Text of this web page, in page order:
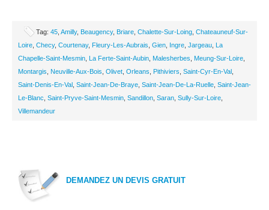
Tag: 45 Amilly, Beaugency, Briare Chalette-Sur-Loing Chateauneuf-Sur-
Loire Checy, Courtenay, Fleury-Les-Aubrais Gien Ingre Jargeau La
Chapelle-Saint-Mesmin La Ferte-Saint-Aubin Malesherbes Meung-Sur-Loire
Montargis
Neuville-Aux-Bois Olivet Orleans Pithiviers Saint-Cyr-En-Val
Saint-Denis-En-Val Saint-Jean-De-Braye Saint-Jean-De-La-Ruelle Saint-Jean-
Le-Blanc Saint-Pryve-Saint-Mesmin Sandillon Saran Sully-Sur-Loire
Villemandeur
DEMANDEZ UN DEVIS GRATUIT